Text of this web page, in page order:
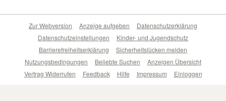
Zur Webversion Anzeige aufgeben
Datenschutzerklärung
Datenschutzeinstellungen
Kinder- und Jugendschutz
Barrierefreiheitserklärung
Sicherheitslücken melden
Nutzungsbedingungen
Beliebte Suchen
Anzeigen Übersicht
Vertrag Widerrufen
Feedback Hilfe Impressum Einloggen